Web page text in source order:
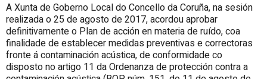
A Xunta de Goberno Local do Concello da Coruña, na sesión
realizada o 25 de agosto de 2017, acordou aprobar
definitivamente o Plan de acción en materia de ruído, coa
finalidade de establecer medidas preventivas e correctoras
fronte á contaminación acústica, de conformidade co
disposto no artigo 11 da Ordenanza de protección contra a